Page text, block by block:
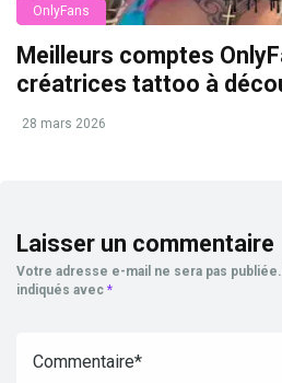
OnlyFans
Meilleurs comptes
créatrices tattoo à
28 mars 2026
Laisser un commentaire
Votre adresse e-mail ne sera pas publiée.
indiqués avec *